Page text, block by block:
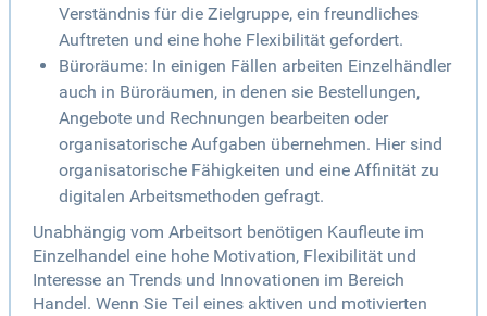
Verständnis für die Zielgruppe, ein freundliches
Auftreten und eine hohe Flexibilität gefordert.
Büroräume: In einigen Fällen arbeiten Einzelhändler
auch in Büroräumen, in denen sie Bestellungen,
Angebote und Rechnungen bearbeiten oder
organisatorische Aufgaben übernehmen. Hier sind
organisatorische Fähigkeiten und eine Affinität zu
digitalen Arbeitsmethoden gefragt.
Unabhängig vom Arbeitsort benötigen Kaufleute im
Einzelhandel eine hohe Motivation, Flexibilität und
Interesse an Trends und Innovationen im Bereich
Handel. Wenn Sie Teil eines aktiven und motivierten